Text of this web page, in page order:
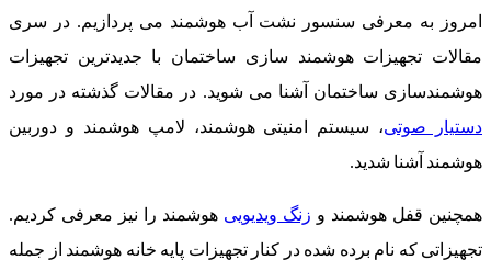
امروز به معرفی سنسور نشت آب هوشمند می پردازیم. در سری
مقالات تجهیزات هوشمند سازی ساختمان با جدیدترین تجهیزات
هوشمندسازی ساختمان آشنا می شوید. در مقالات گذشته در مورد
دستیار صوتی، سیستم امنیتی هوشمند، لامپ هوشمند و دوربین
هوشمند آشنا شدید.
همچنین قفل هوشمند و زنگ ویدیویی هوشمند را نیز معرفی کردیم.
تجهیزاتی که نام برده شده در کنار تجهیزات پایه خانه هوشمند از جمله